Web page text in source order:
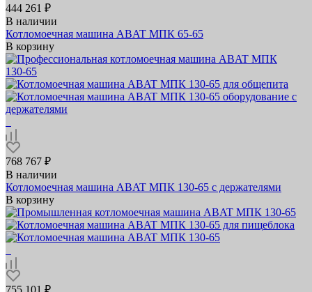
444 261 ₽
В наличии
Котломоечная машина ABAT МПК 65‑65
В корзину
768 767 ₽
В наличии
Котломоечная машина ABAT МПК 130‑65 с держателями
В корзину
755 101 ₽